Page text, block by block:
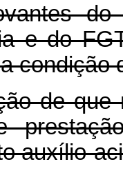
do
e do
condição
de que
auxílio-